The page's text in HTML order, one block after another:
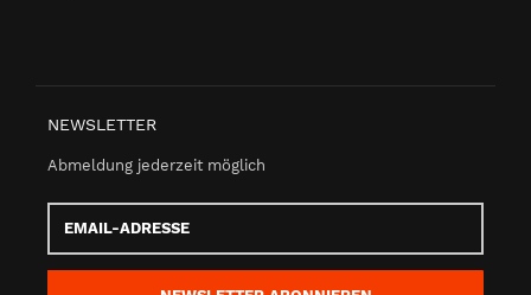
NEWSLETTER
Abmeldung jederzeit möglich
Adresse